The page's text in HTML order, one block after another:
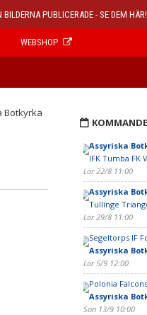
PUBLICERADE - SE DEM HÄR!
WEBSHOP
Assyriska
IFK Tumba FK
Lör 22/8 11:00
Assyriska
Tullinge
Lör 29/8 11:00
Segeltorps IF
Assyriska
Lör 5/9 12:00
Polonia
Assyriska
Sön 13/9 10:00